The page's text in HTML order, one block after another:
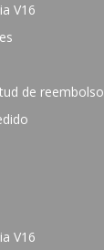
V16
de reembolso
V16